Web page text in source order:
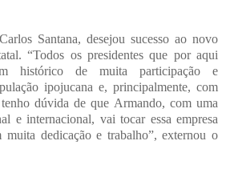
Santana, desejou sucesso ao novo
“Todos os presidentes que por aqui
histórico de muita participação e
ipojucana e, principalmente, com
dúvida de que Armando, com uma
e internacional, vai tocar essa empresa
muita dedicação e trabalho”, externou o